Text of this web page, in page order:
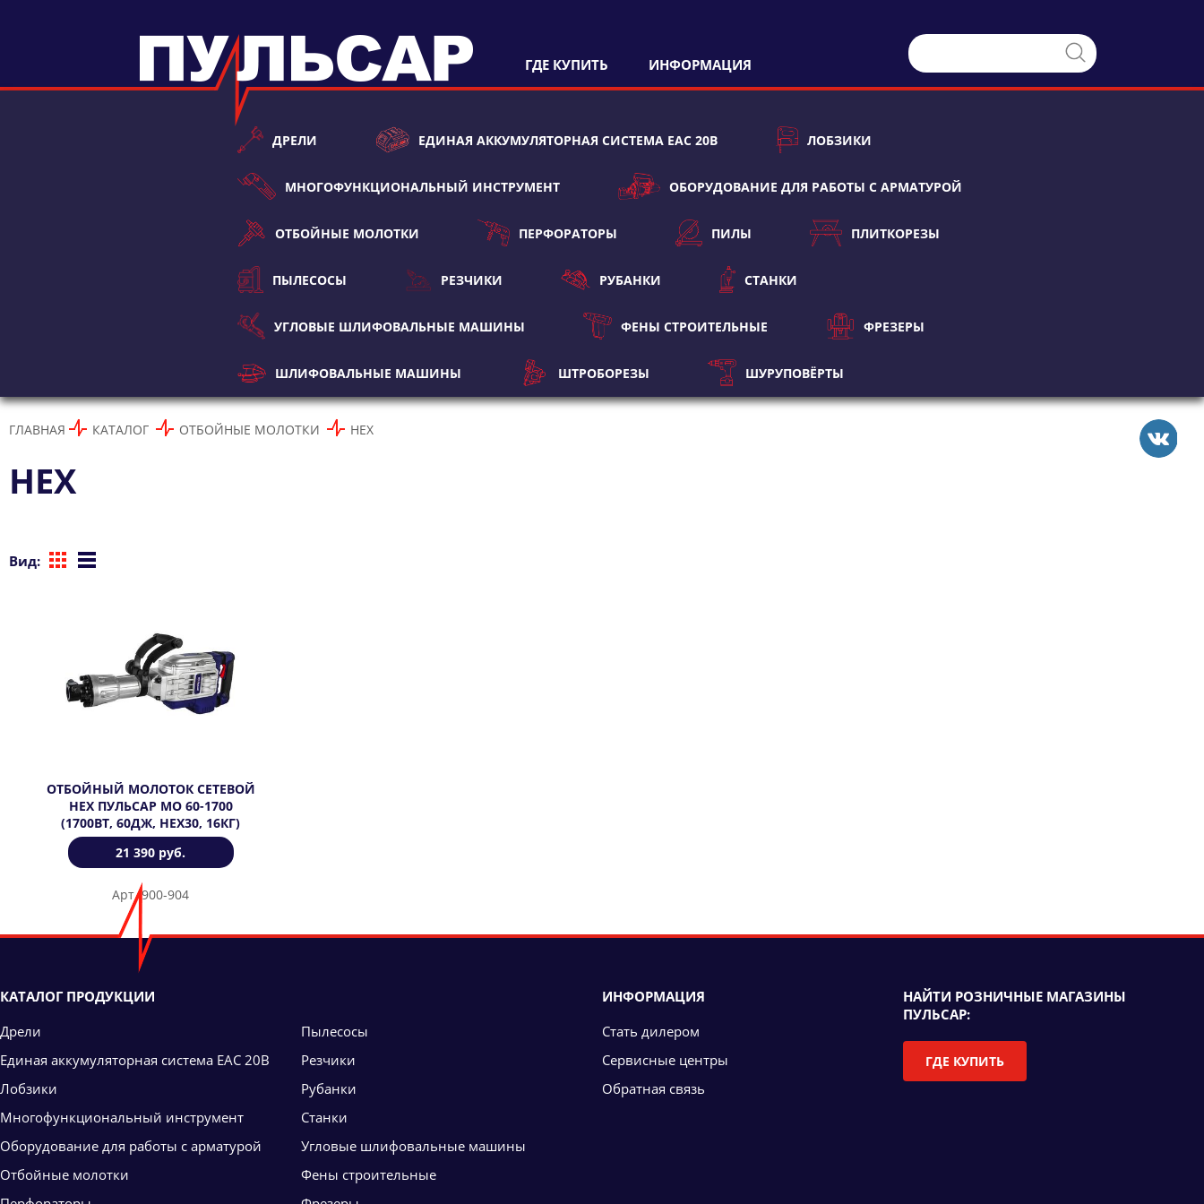
ГДЕ КУПИТЬ ИНФОРМАЦИЯ
ДРЕЛИ ЕДИНАЯ АККУМУЛЯТОРНАЯ СИСТЕМА ЕАС 20В ЛОБЗИКИ
МНОГОФУНКЦИОНАЛЬНЫЙ ИНСТРУМЕНТ ОБОРУДОВАНИЕ ДЛЯ РАБОТЫ С АРМАТУРОЙ
ОТБОЙНЫЕ МОЛОТКИ ПЕРФОРАТОРЫ ПИЛЫ ПЛИТКОРЕЗЫ
ПЫЛЕСОСЫ РЕЗЧИКИ РУБАНКИ СТАНКИ
УГЛОВЫЕ ШЛИФОВАЛЬНЫЕ МАШИНЫ ФЕНЫ СТРОИТЕЛЬНЫЕ ФРЕЗЕРЫ
ШЛИФОВАЛЬНЫЕ МАШИНЫ ШТРОБОРЕЗЫ ШУРУПОВЁРТЫ
ГЛАВНАЯ КАТАЛОГ ОТБОЙНЫЕ МОЛОТКИ HEX
HEX
Вид:
ОТБОЙНЫЙ МОЛОТОК СЕТЕВОЙ
HEX ПУЛЬСАР МО 60-1700
(1700ВТ, 60ДЖ, HEX30, 16КГ)
21 390 руб.
Арт. 900-904
КАТАЛОГ ПРОДУКЦИИ
Дрели
Единая аккумуляторная система ЕАС 20В
Лобзики
Многофункциональный инструмент
Оборудование для работы с арматурой
Отбойные молотки
Пылесосы
Резчики
Рубанки
Станки
Угловые шлифовальные машины
Фены строительные
ИНФОРМАЦИЯ
Стать дилером
Сервисные центры
Обратная связь
НАЙТИ РОЗНИЧНЫЕ МАГАЗИНЫ
ПУЛЬСАР:
ГДЕ КУПИТЬ